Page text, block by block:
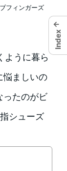
フィンガーズ
ように暮ら
悩ましいの
ったのがビ
シューズ
←
Index